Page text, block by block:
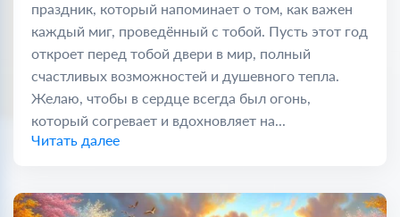
праздник, который напоминает о том, как важен
каждый миг, проведённый с тобой. Пусть этот год
откроет перед тобой двери в мир, полный
счастливых возможностей и душевного тепла.
Желаю, чтобы в сердце всегда был огонь,
который согревает и вдохновляет на...
Читать далее